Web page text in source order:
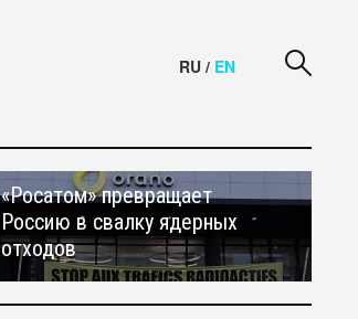
RU / EN
«Росатом» превращает
Россию в свалку ядерных
отходов